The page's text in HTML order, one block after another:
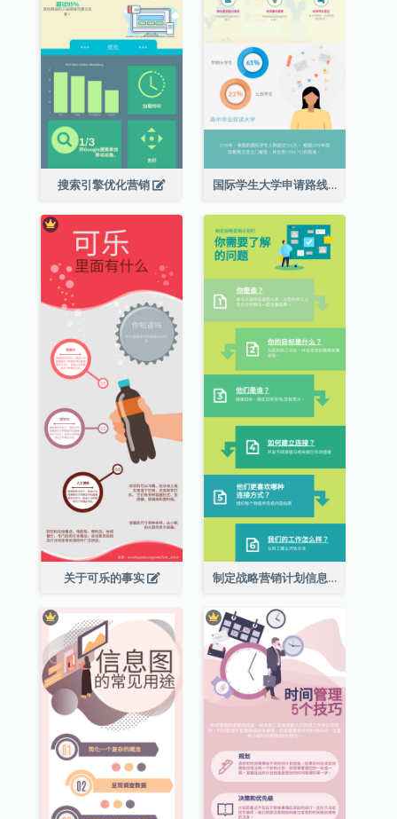
搜索引擎优化营销 国际学生大学申请路线图
关于可乐的事实 制定战略营销计划信息图表